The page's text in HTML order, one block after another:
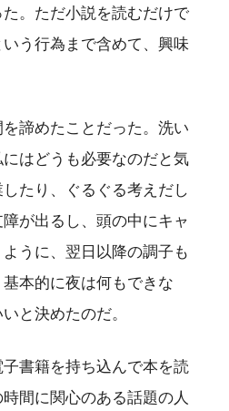
。ただ小説を読むだけで
う行為まで含めて、興味
諦めたことだった。洗い
はどうも必要なのだと気
たり、ぐるぐる考えだし
が出るし、頭の中にキャ
うに、翌日以降の調子も
本的に夜は何もできな
と決めたのだ。
書籍を持ち込んで本を読
間に関心のある話題の人